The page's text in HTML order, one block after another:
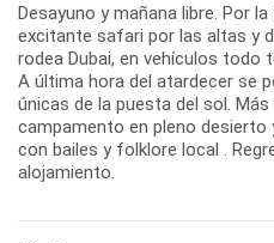
Desayuno y mañana libre. Por
excitante safari por las altas y
rodea Dubai, en vehículos todo
A última hora del atardecer se
únicas de la puesta del sol.
campamento en pleno desierto
con bailes y folklore local .
alojamiento.